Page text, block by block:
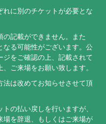
に別のチケットが必要とな
記載ができません。また
なる可能性がございます。公
をご確認の上、記載されて
ご来場をお願い致します。
は改めてお知らせさせて頂
の払い戻しを行いますが、
場を辞退、もしくはご来場が